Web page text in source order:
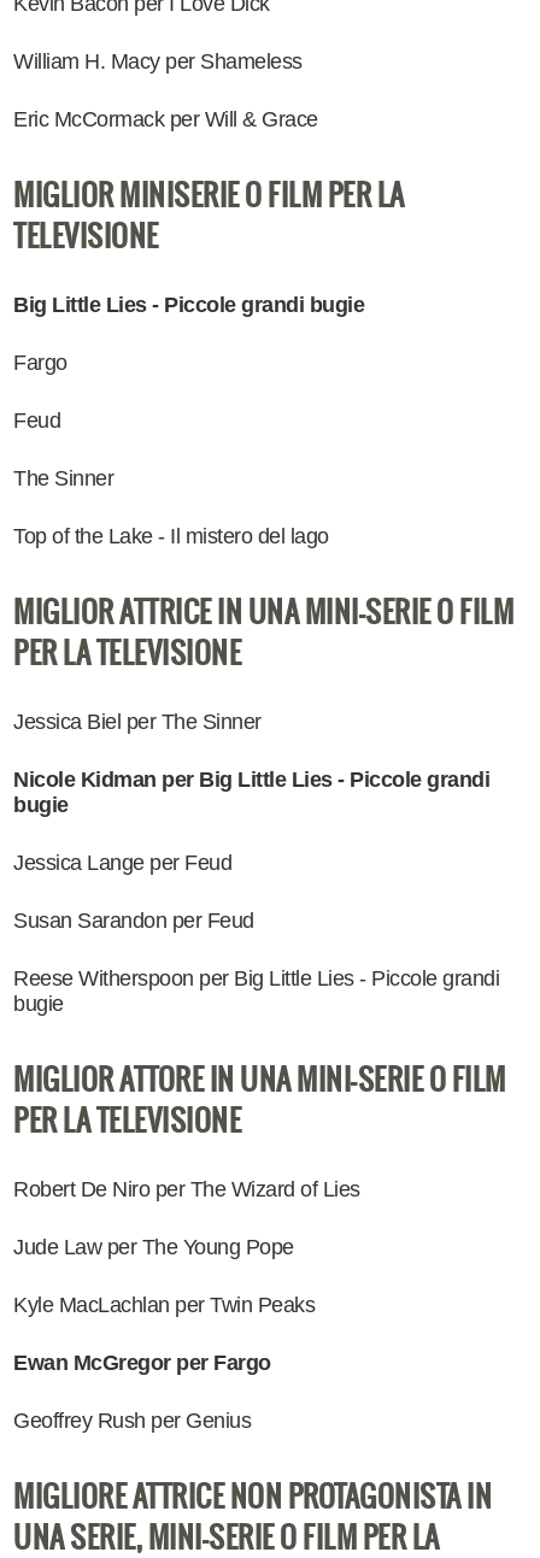
William H. Macy per Shameless
Eric McCormack per Will & Grace
MIGLIOR MINISERIE O FILM PER LA
TELEVISIONE
Big Little Lies - Piccole grandi bugie
Fargo
Feud
The Sinner
Top of the Lake - Il mistero del lago
MIGLIOR ATTRICE IN UNA MINI-SERIE O FILM
PER LA TELEVISIONE
Jessica Biel per The Sinner
Nicole Kidman per Big Little Lies - Piccole grandi
bugie
Jessica Lange per Feud
Susan Sarandon per Feud
Reese Witherspoon per Big Little Lies - Piccole grandi
bugie
MIGLIOR ATTORE IN UNA MINI-SERIE O FILM
PER LA TELEVISIONE
Robert De Niro per The Wizard of Lies
Jude Law per The Young Pope
Kyle MacLachlan per Twin Peaks
Ewan McGregor per Fargo
Geoffrey Rush per Genius
MIGLIORE ATTRICE NON PROTAGONISTA IN
UNA SERIE, MINI-SERIE O FILM PER LA